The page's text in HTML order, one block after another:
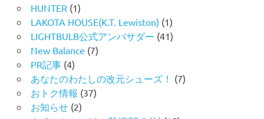
HUNTER (1)
LAKOTA HOUSE(K.T. Lewiston) (1)
LIGHTBULB公式アンバサダー (41)
New Balance (7)
PR記事(4)
あなたのわたしの改元シューズ！ (7)
おトク情報 (37)
お知らせ(2)